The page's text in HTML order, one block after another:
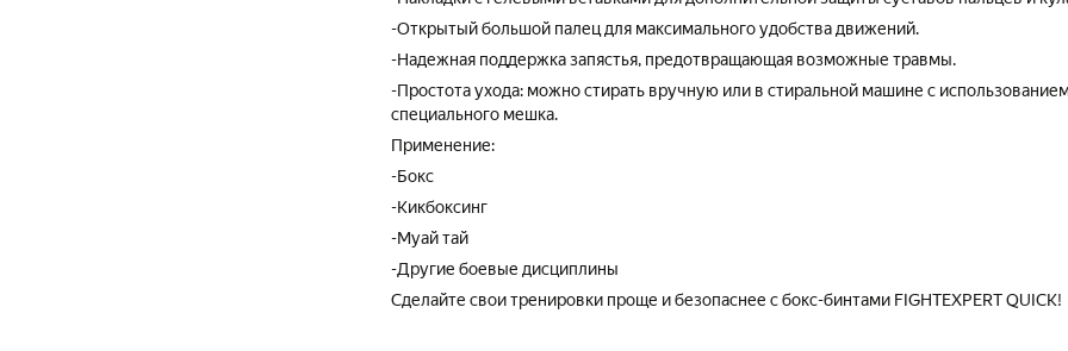
-Открытый большой палец для максимального удобства движений.
-Надежная поддержка запястья, предотвращающая возможные травмы.
-Простота ухода: можно стирать вручную или в стиральной машине с
специального мешка.
Применение:
-Бокс
-Кикбоксинг
-Муай тай
-Другие боевые дисциплины
Сделайте свои тренировки проще и безопаснее с бокс-бинтами FIGHTEXPERT QUICK!